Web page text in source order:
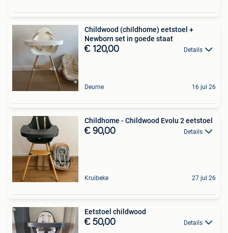
Childwood (childhome) eetstoel +
Newborn set in goede staat
€ 120,00 Details
Deurne 16 jul 26
Childhome - Childwood Evolu 2 eetstoel
€ 90,00 Details
Kruibeke 27 jul 26
Eetstoel childwood
€ 50,00 Details